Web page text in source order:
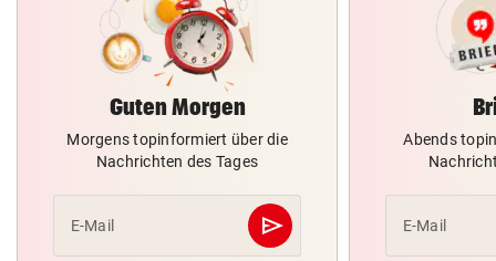
Guten Morgen
Morgens topinformiert über die
Nachrichten des Tages
E-Mail send
Abschicken
Abends
E-Mail